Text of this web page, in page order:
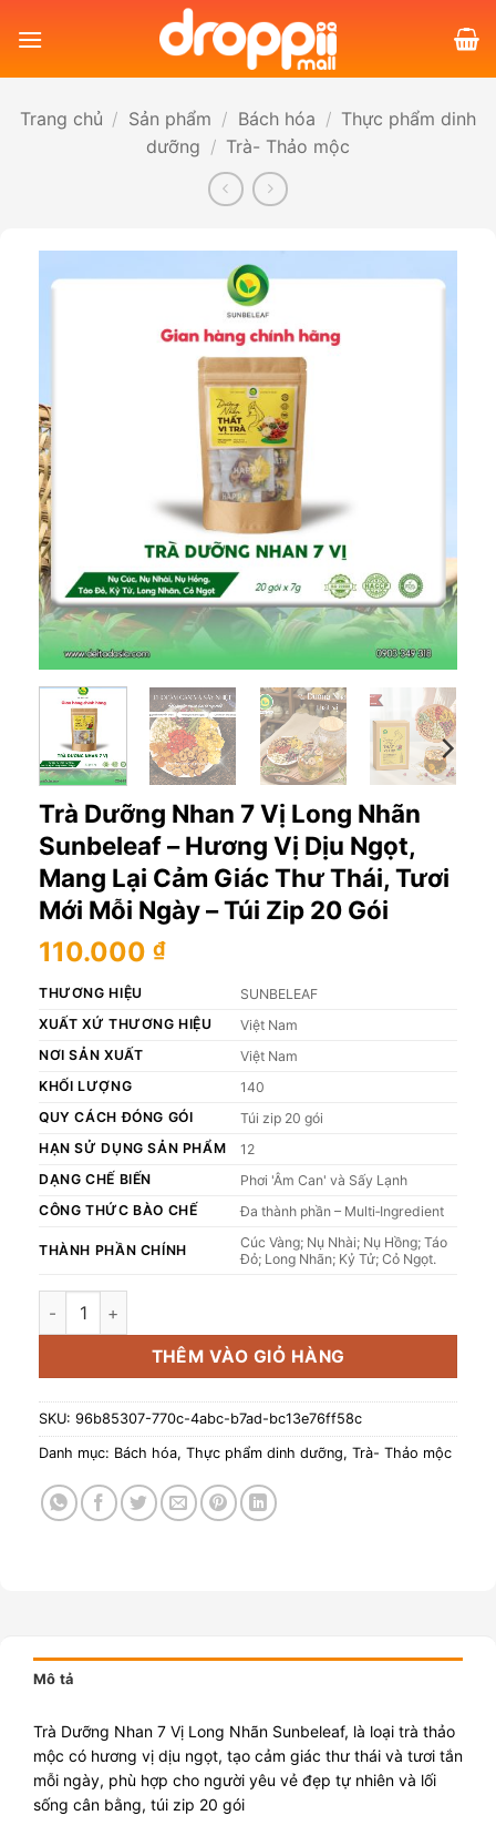
qua
Trang chủ / Sản phẩm / Bách hóa / Thực phẩm dinh
dưỡng / Trà- Thảo mộc
Trà Dưỡng Nhan 7 Vị Long Nhãn
Sunbeleaf – Hương Vị Dịu Ngọt,
Mang Lại Cảm Giác Thư Thái, Tươi
Mới Mỗi Ngày – Túi Zip 20 Gói
110.000 ₫
THƯƠNG HIỆU
SUNBELEAF
XUẤT XỨ THƯƠNG HIỆU
Việt Nam
NƠI SẢN XUẤT
Việt Nam
KHỐI LƯỢNG
140
QUY CÁCH ĐÓNG GÓI
Túi zip 20 gói
HẠN SỬ DỤNG SẢN PHẨM
12
DẠNG CHẾ BIẾN
Phơi 'Âm Can' và Sấy Lạnh
CÔNG THỨC BÀO CHẾ
Đa thành phần – Multi‑Ingredient
THÀNH PHẦN CHÍNH
Cúc Vàng; Nụ Nhài; Nụ Hồng; Táo
Đỏ; Long Nhãn; Kỷ Tử; Cỏ Ngọt.
Trà Dưỡng Nhan 7 Vị Long Nhãn Sunbeleaf - Hương Vị
THÊM VÀO GIỎ HÀNG
SKU: 96b85307-770c-4abc-b7ad-bc13e76ff58c
Danh mục: Bách hóa, Thực phẩm dinh dưỡng, Trà- Thảo mộc
Mô tả
Trà Dưỡng Nhan 7 Vị Long Nhãn Sunbeleaf, là loại trà thảo
mộc có hương vị dịu ngọt, tạo cảm giác thư thái và tươi tắn
mỗi ngày, phù hợp cho người yêu vẻ đẹp tự nhiên và lối
sống cân bằng, túi zip 20 gói